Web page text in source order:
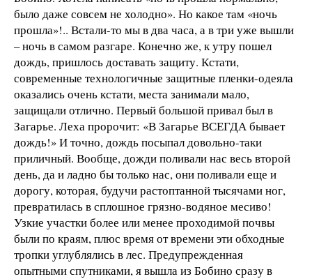
было даже совсем не холодно». Но какое там «ночь
прошла»!.. Встали-то мы в два часа, а в три уже вышли
– ночь в самом разгаре. Конечно же, к утру пошел
дождь, пришлось доставать защиту. Кстати,
современные технологичные защитные пленки-одеяла
оказались очень кстати, места занимали мало,
защищали отлично. Первый большой привал был в
Загарье. Леха пророчит: «В Загарье ВСЕГДА бывает
дождь!» И точно, дождь посыпал довольно-таки
приличный. Вообще, дожди поливали нас весь второй
день, да и ладно бы только нас, они поливали еще и
дорогу, которая, будучи растоптанной тысячами ног,
превратилась в сплошное грязно-водяное месиво!
Узкие участки более или менее проходимой почвы
были по краям, плюс время от времени эти обходные
тропки углублялись в лес. Предупрежденная
опытными спутниками, я вышла из Бобино сразу в